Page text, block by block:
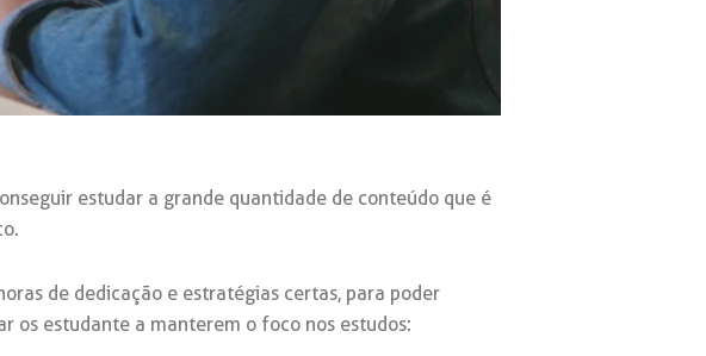
estudar a grande quantidade de conteúdo que é
de dedicação e estratégias certas, para poder
os estudante a manterem o foco nos estudos: